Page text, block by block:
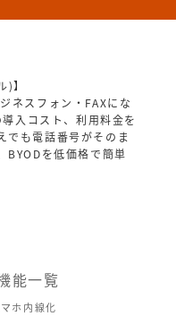
】
ネスフォン・FAXにな
入コスト、利用料金を
でも電話番号がそのま
BYODを低価格で簡単
能一覧
ホ内線化